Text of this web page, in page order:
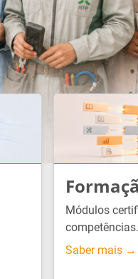
Módulos
competências.
Saber mais →